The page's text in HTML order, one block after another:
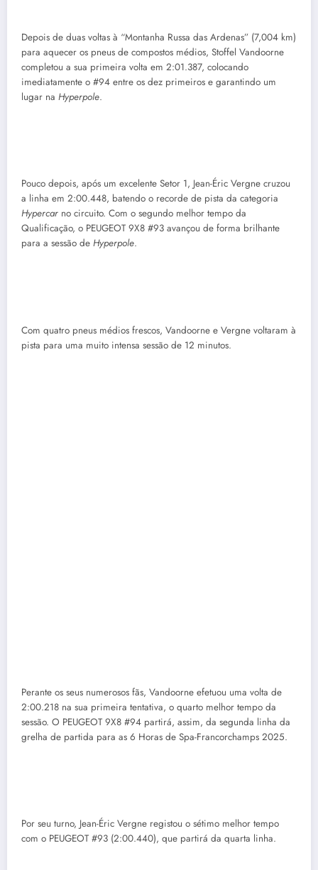
Depois de duas voltas à “Montanha Russa das Ardenas” (7,004 km)
para aquecer os pneus de compostos médios, Stoffel Vandoorne
completou a sua primeira volta em 2:01.387, colocando
imediatamente o #94 entre os dez primeiros e garantindo um
lugar na Hyperpole.
Pouco depois, após um excelente Setor 1, Jean-Éric Vergne cruzou
a linha em 2:00.448, batendo o recorde de pista da categoria
Hypercar no circuito. Com o segundo melhor tempo da
Qualificação, o PEUGEOT 9X8 #93 avançou de forma brilhante
para a sessão de Hyperpole.
Com quatro pneus médios frescos, Vandoorne e Vergne voltaram à
pista para uma muito intensa sessão de 12 minutos.
Perante os seus numerosos fãs, Vandoorne efetuou uma volta de
2:00.218 na sua primeira tentativa, o quarto melhor tempo da
sessão. O PEUGEOT 9X8 #94 partirá, assim, da segunda linha da
grelha de partida para as 6 Horas de Spa-Francorchamps 2025.
Por seu turno, Jean-Éric Vergne registou o sétimo melhor tempo
com o PEUGEOT #93 (2:00.440), que partirá da quarta linha.